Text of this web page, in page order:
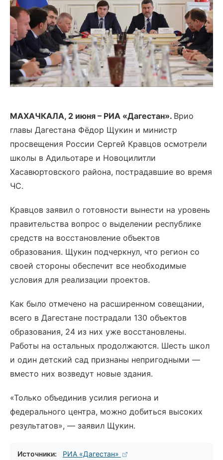
МАХАЧКАЛА, 2 июня – РИА «Дагестан». Врио
главы Дагестана Фёдор Щукин и министр
просвещения России Сергей Кравцов осмотрели
школы в Адильотаре и Новоцилитли
Хасавюртовского района, пострадавшие во время
ЧС.
Кравцов заявил о готовности вынести на уровень
правительства вопрос о выделении республике
средств на восстановление объектов
образования. Щукин подчеркнул, что регион со
своей стороны обеспечит все необходимые
условия для реализации проектов.
Как было отмечено на расширенном совещании,
всего в Дагестане пострадали 130 объектов
образования, 24 из них уже восстановлены.
Работы на остальных продолжаются. Шесть школ
и один детский сад признаны непригодными —
вместо них возведут новые здания.
«Только объединив усилия региона и
федерального центра, можно добиться высоких
результатов», — заявил Щукин.
Источники: РИА «Дагестан»